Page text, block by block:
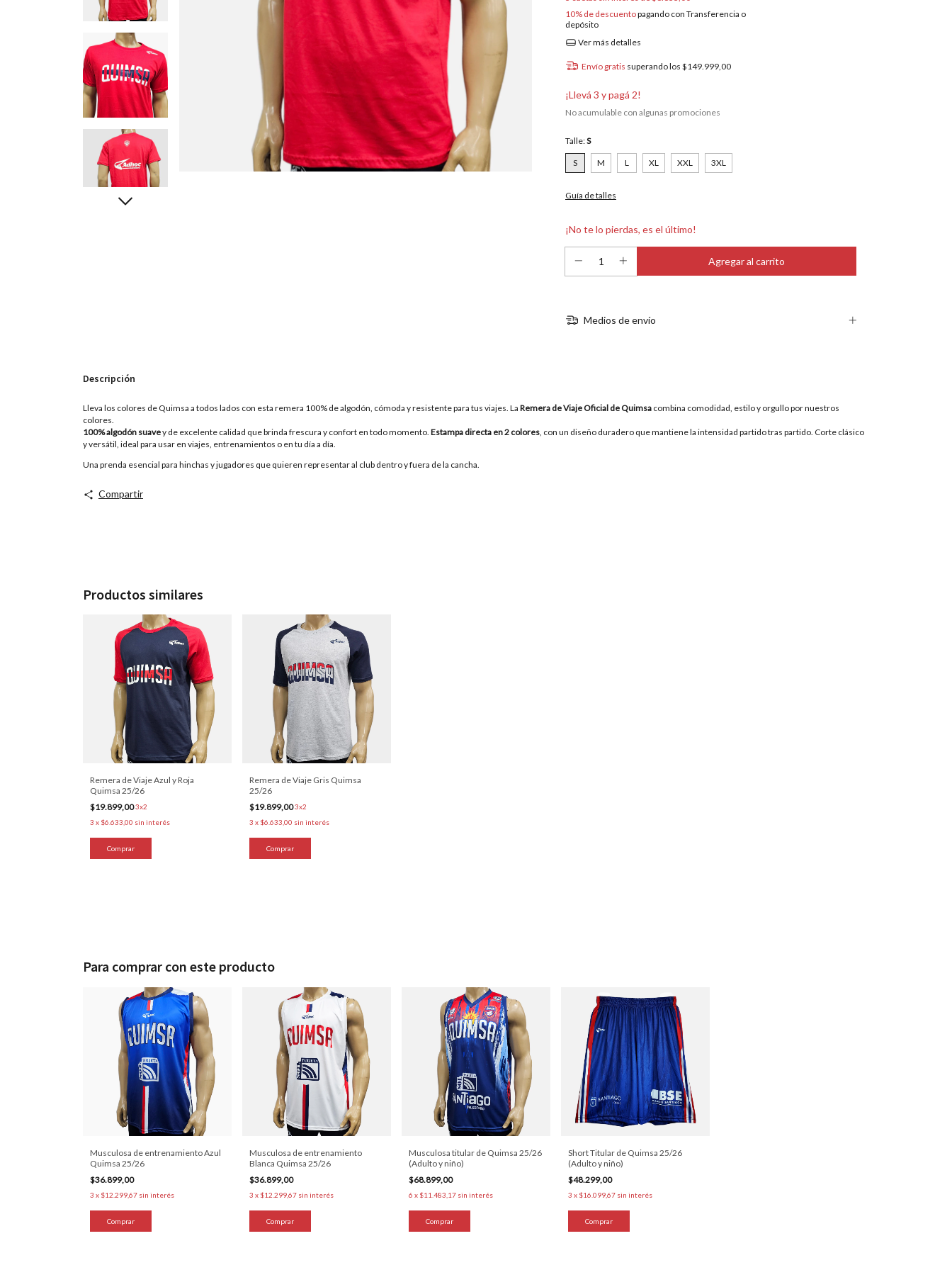
10% de descuentopagando con Transferencia o
depósito
Ver más detalles
Envío gratis superando los $149.999,00
¡Llevá 3 y pagá 2!
No acumulable con algunas promociones
Talle:S
S M L XL XXL 3XL
Guía de talles
¡No te lo pierdas, es el último!
Medios de envío
Descripción
Lleva los colores de Quimsa a todos lados con esta remera 100% de algodón, cómoda y resistente para tus viajes. La Remera de Viaje Oficial de Quimsa combina comodidad, estilo y orgullo por nuestros
colores.
100% algodón suavey de excelente calidad que brinda frescura y confort en todo momento. Estampa directa en 2 colores, con un diseño duradero que mantiene la intensidad partido tras partido. Corte clásico
y versátil, ideal para usar en viajes, entrenamientos o en tu día a día.
Una prenda esencial para hinchas y jugadores que quieren representar al club dentro y fuera de la cancha.
Compartir
Productos similares
Remera de Viaje Azul y Roja
Quimsa 25/26
$19.899,003x2
3 x $6.633,00 sin interés
Comprar
Remera de Viaje Gris Quimsa
25/26
$19.899,003x2
3 x $6.633,00 sin interés
Comprar
Para comprar con este producto
Musculosa de entrenamiento Azul
Quimsa 25/26
$36.899,00
3 x $12.299,67 sin interés
Comprar
Musculosa de entrenamiento
Blanca Quimsa 25/26
$36.899,00
3 x $12.299,67 sin interés
Comprar
Musculosa titular de Quimsa 25/26
(Adulto y niño)
$68.899,00
6 x $11.483,17 sin interés
Comprar
Short Titular de Quimsa 25/26
(Adulto y niño)
$48.299,00
3 x $16.099,67 sin interés
Comprar